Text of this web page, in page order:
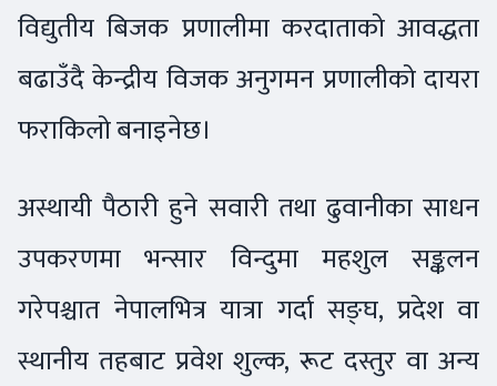
विद्युतीय बिजक प्रणालीमा करदाताको आवद्धता
बढाउँदै केन्द्रीय विजक अनुगमन प्रणालीको दायरा
फराकिलो बनाइनेछ।
अस्थायी पैठारी हुने सवारी तथा ढुवानीका साधन
उपकरणमा भन्सार विन्दुमा महशुल सङ्कलन
गरेपश्चात नेपालभित्र यात्रा गर्दा सङ्घ, प्रदेश वा
स्थानीय तहबाट प्रवेश शुल्क, रूट दस्तुर वा अन्य